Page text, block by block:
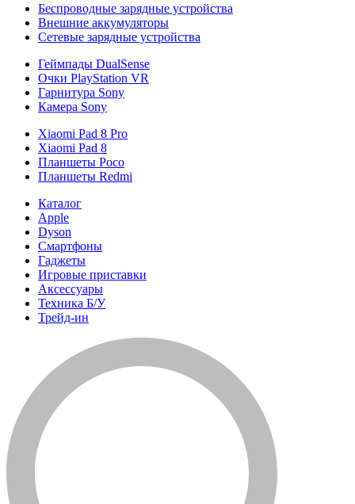
Беспроводные зарядные устройства
Внешние аккумуляторы
Сетевые зарядные устройства
Геймпады DualSense
Очки PlayStation VR
Гарнитура Sony
Камера Sony
Xiaomi Pad 8 Pro
Xiaomi Pad 8
Планшеты Poco
Планшеты Redmi
Каталог
Apple
Dyson
Смартфоны
Гаджеты
Игровые приставки
Аксессуары
Техника Б/У
Трейд-ин